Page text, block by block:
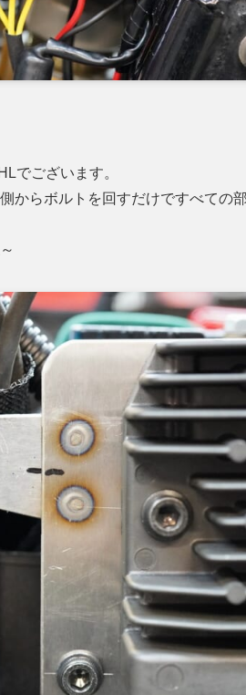
でございます。
からボルトを回すだけですべての